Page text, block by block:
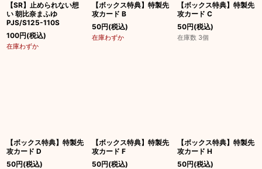
【SR】止められない想
い 朝比奈まふゆ
PJS/S125-110S
100円(税込)
在庫わずか
【ボックス特典】特製先
攻カード B
50円(税込)
在庫わずか
【ボックス特典】特製先
攻カード C
50円(税込)
在庫数 3個
【ボックス特典】特製先
攻カード D
50円(税込)
【ボックス特典】特製先
攻カード F
50円(税込)
【ボックス特典】特製先
攻カード H
50円(税込)